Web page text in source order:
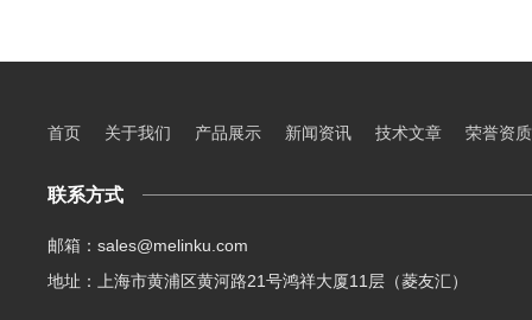
首页 关于我们 产品展示 新闻资讯 技术文章 荣誉资质
联系方式
邮箱：sales@melinku.com
地址：上海市黄浦区黄河路21号鸿祥大厦11层（菱友汇）